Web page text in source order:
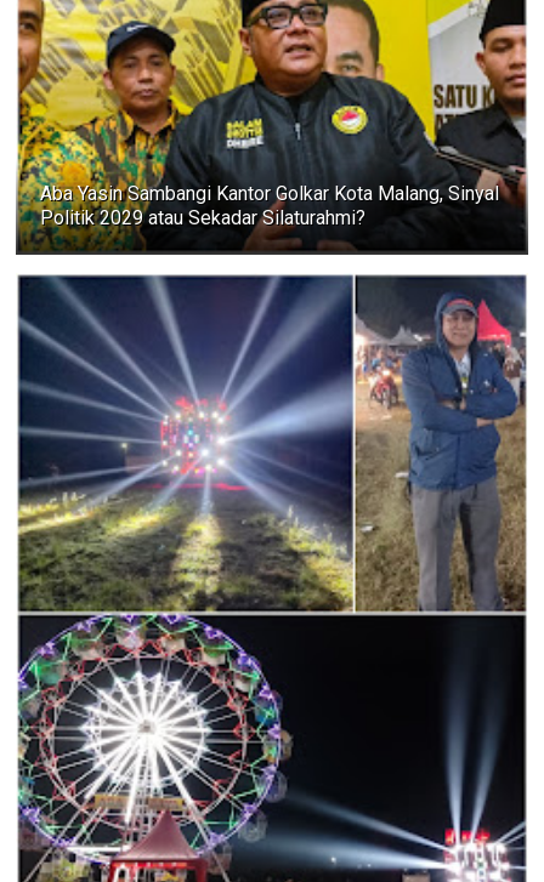
Aba Yasin Sambangi Kantor Golkar Kota Malang, Sinyal
Politik 2029 atau Sekadar Silaturahmi?